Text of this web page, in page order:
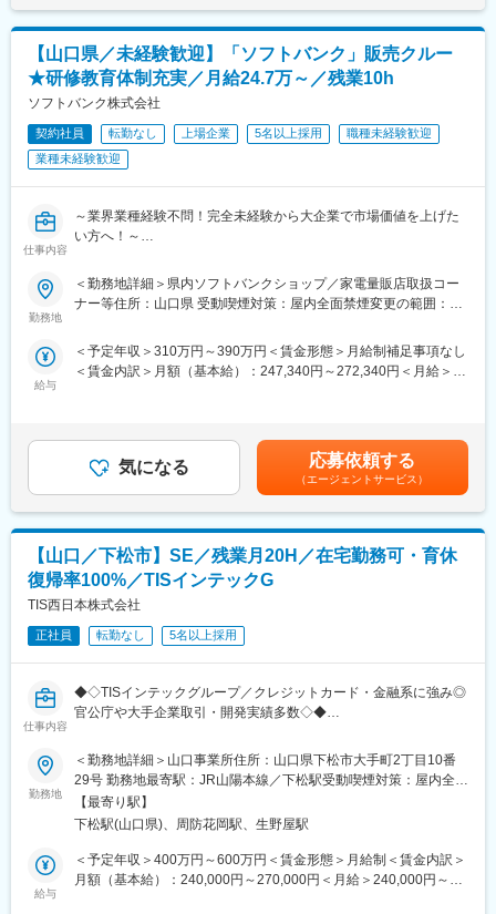
価値提供が可能です。
変更の範囲：会社の定める職務内容
くてはならないインフラを扱う重要な仕事です。
常に最新の技術情報が豊富な環境で、サーバ、セキュリティ等の
技術のプロとして成長することが出来ます。
月の残業平均15時間程度、土日祝日休みの環境なので、ワークラ
イフバランスを意識したメリハリをつけた働き方が可能です。
■充実の研修制度：
教材費、社外講義(講習)費用、受験料、登録料、更新料等、会社負
担で資格取得をすることができます。
■仕事環境
月曜、水曜、金曜のノー残業デーが徹底されています。プライベ
したり、趣味に時間を使う等、メリハリをつけて働ける環境で
す。
NTTドコモビジネスグループの革新的な技術や、モバイル、クラ
ウド、セキュリティ、IoT、AIなど先進ソリューションを組み合わ
せて、お客さまや地域社会のDXを支援し、課題解決を実現してい
きます。お客さまに寄り添うDX支援をコンサルティングから導入
変更の範囲：会社の定める職務内容
【山口県／未経験歓迎】「ソフトバンク」販売クルー
★研修教育体制充実／月給24.7万～／残業10h
ソフトバンク株式会社
契約社員 転勤なし 上場企業 5名以上採用
職種未経験歓迎
業種未経験歓迎
仕事内容
～業界業種経験不問！完全未経験から大企業で市場価値を上げた
い方へ！～
●研修充実で完全未経験でも安心！入社後や配属後等様々な研修を
ご用意
●平均残業10h／年休123日／年間100名以上の正社員化実績有の
登用制度完備／東証プライム上場
て、携帯電話を中心とした商材・各サービスの提案等を担当頂き
ます。
■業務詳細
・接客業務
・販促ツール作成（例：POP作成）
・店頭キャンペーン企画
・セールス向上に向けた各種プロモーション
■入社後の流れ／研修
や商材知識、店頭での立ち振る舞い等、実務に基づいた丁寧な指
導のもと、基礎的な内容から学んでいただきます。
形式のフォローアップ(OJT)研修や先輩社員とのロールプレイン
グ、eラーニング研修等を通して、着実に成長できる環境をご用意
してます。
■キャリアパス
まず1人前の接客技術を身に着けていただき、徐々に後輩指導やリ
ーダー業務もお任せいたします。
勤務地
＜勤務地詳細＞県内ソフトバンクショップ／家電量販店取扱コー
ナー等住所：山口県 受動喫煙対策：屋内全面禁煙変更の範囲：本
給与
＜予定年収＞310万円～390万円＜賃金形態＞月給制補足事項なし
＜賃金内訳＞月額（基本給）：247,340円～272,340円＜月給＞
月給(月額)は固定手当を含めた表記です。
気になる 応募依頼する
（エージェントサービス）
【山口／下松市】SE／残業月20H／在宅勤務可・育休
復帰率100%／TISインテックG
TIS西日本株式会社
正社員 転勤なし 5名以上採用
仕事内容
◆◇TISインテックグループ／クレジットカード・金融系に強み◎
官公庁や大手企業取引・開発実績多数◇◆
すい環境！育休産休復帰率100%／年休120日／土日休み～
カード系に強みを持つTISI及びTISインテックグループの案件や、
様々な業種向けのシステム開発を担当していただきます。
独立系の為、業界にとらわれない開発実績があります。チームで
案件を担当するため、切磋琢磨しながらも社員一丸となり開発で
きる環境です。
■業務内容：下流～上流、開発～保守まで
勤務地
＜勤務地詳細＞山口事業所住所：山口県下松市大手町2丁目10番
29号 勤務地最寄駅：JR山陽本線／下松駅受動喫煙対策：屋内全面
禁煙変更の範囲：会社の定める事業所
【最寄り駅】
下松駅(山口県)、周防花岡駅、生野屋駅
給与
＜予定年収＞400万円～600万円＜賃金形態＞月給制＜賃金内訳＞
月額（基本給）：240,000円～270,000円＜月給＞240,000円～